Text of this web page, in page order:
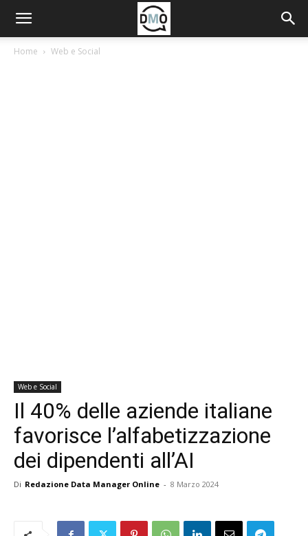
Home Web e Social
Web e Social
Il 40% delle aziende italiane
favorisce l’alfabetizzazione
dei dipendenti all’AI
Di Redazione Data Manager Online - 8 Marzo 2024